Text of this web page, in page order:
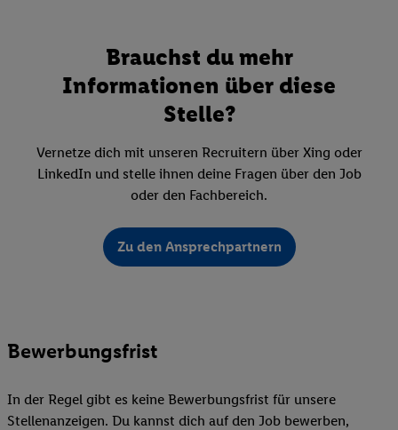
Brauchst du mehr
Informationen über diese
Stelle?
Vernetze dich mit unseren Recruitern über Xing oder
LinkedIn und stelle ihnen deine Fragen über den Job
oder den Fachbereich.
Zu den Ansprechpartnern
Bewerbungsfrist
In der Regel gibt es keine Bewerbungsfrist für unsere
Stellenanzeigen. Du kannst dich auf den Job bewerben,